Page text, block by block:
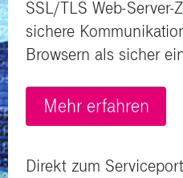
SSL/TLS Web-Server-
sichere
Browsern als sicher
Mehr erfahren
Direkt zum